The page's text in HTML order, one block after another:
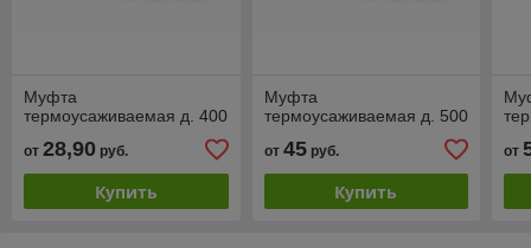
Муфта
термоусаживаемая д. 400
от 28,90 руб.
Купить
Муфта
термоусаживаемая д. 500
от 45руб.
Купить
от